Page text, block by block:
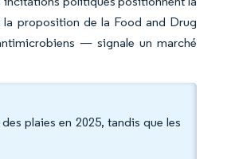
proposition de la Food and Drug
— signale un marché
plaies en 2025, tandis que les